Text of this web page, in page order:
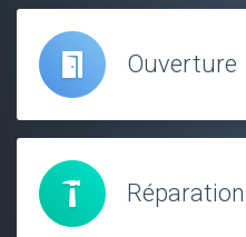
Ouverture
Réparation